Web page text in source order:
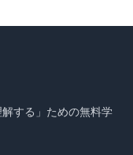
する」ための無料学